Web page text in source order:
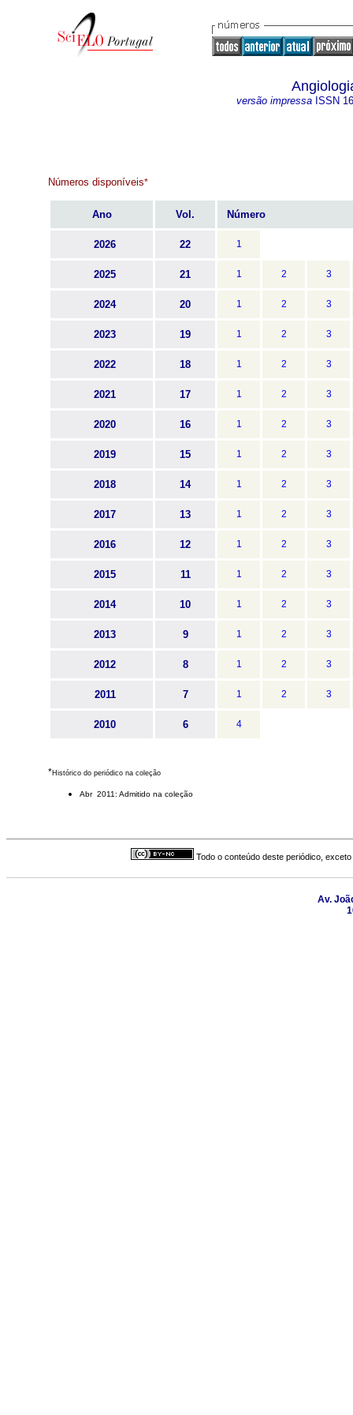
versão impressa ISSN
Números disponíveis*
Ano Vol. Número
2026 22 1
2025 21 1 2 3
2024 20 1 2 3
2023 19 1 2 3
2022 18 1 2 3
2021 17 1 2 3
2020 16 1 2 3
2019 15 1 2 3
2018 14 1 2 3
2017 13 1 2 3
2016 12 1 2 3
2015 11 1 2 3
2014 10 1 2 3
2013 9 1 2 3
2012 8 1 2 3
2011 7 1 2 3
2010 6 4
*Histórico do periódico na coleção
Abr 2011: Admitido na coleção
Todo o conteúdo deste periódico,
Av.